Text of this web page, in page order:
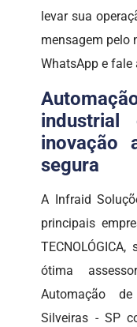
levar sua
mensagem pelo
WhatsApp e fale
inovação
segura
A Infraid
principais
ótima
Automação
Silveiras - SP